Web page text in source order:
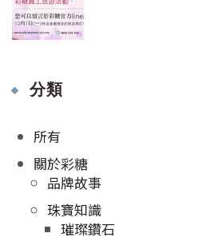
分類
所有
關於彩糖
品牌故事
珠寶知識
璀璨鑽石